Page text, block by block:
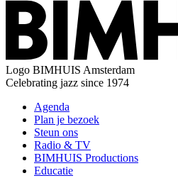
Logo BIMHUIS Amsterdam
Celebrating jazz since 1974
Agenda
Plan je bezoek
Steun ons
Radio & TV
BIMHUIS Productions
Educatie